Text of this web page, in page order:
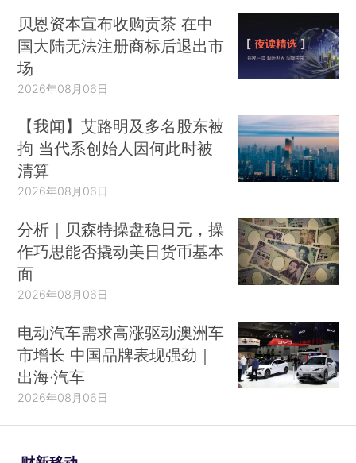
贝恩资本宣布收购贡茶 在中
国大陆无法注册商标后退出市
场
2026年08月06日
【我闻】艾路明及多名股东被
拘 当代系创始人因何此时被
清算
2026年08月06日
分析｜贝森特操盘稳日元，操
作巧思能否撬动美日货币基本
面
2026年08月06日
电动汽车需求高涨驱动澳洲车
市增长 中国品牌表现强劲｜
出海·汽车
2026年08月06日